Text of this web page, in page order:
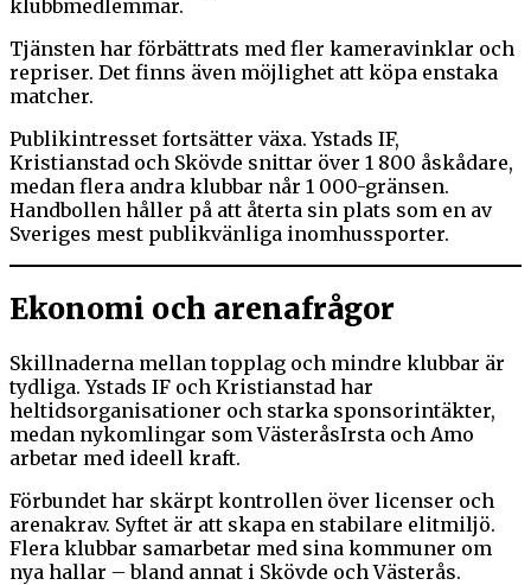
klubbmedlemmar.
Tjänsten har förbättrats med fler kameravinklar och
repriser. Det finns även möjlighet att köpa enstaka
matcher.
Publikintresset fortsätter växa. Ystads IF,
Kristianstad och Skövde snittar över 1 800 åskådare,
medan flera andra klubbar når 1 000-gränsen.
Handbollen håller på att återta sin plats som en av
Sveriges mest publikvänliga inomhussporter.
Ekonomi och arenafrågor
Skillnaderna mellan topplag och mindre klubbar är
tydliga. Ystads IF och Kristianstad har
heltidsorganisationer och starka sponsorintäkter,
medan nykomlingar som VästeråsIrsta och Amo
arbetar med ideell kraft.
Förbundet har skärpt kontrollen över licenser och
arenakrav. Syftet är att skapa en stabilare elitmiljö.
Flera klubbar samarbetar med sina kommuner om
nya hallar – bland annat i Skövde och Västerås.